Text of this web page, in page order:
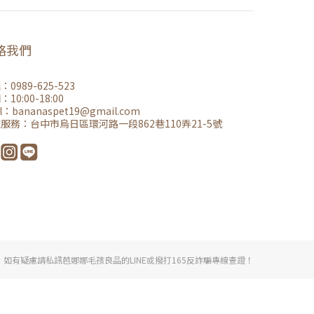
我們
0989-625-523
10:00-18:00
bananaspet19@gmail.com
務： 台中市烏日區環河路一段862巷110弄21-5號
有疑慮請私訊芭娜娜毛孩良品的LINE或撥打165反詐騙專線查證！